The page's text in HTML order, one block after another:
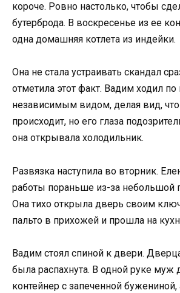
короче. Ровно настолько, чтобы
бутерброда. В воскресенье из ее
одна домашняя котлета из индейки.
Она не стала устраивать скандал
отметила этот факт. Вадим ходил по
независимым видом, делая вид, что
происходит, но его глаза
она открывала холодильник.
Развязка наступила во вторник.
работы пораньше из-за небольшой
Она тихо открыла дверь своим
пальто в прихожей и прошла на
Вадим стоял спиной к двери.
была распахнута. В одной руке муж
контейнер с запеченной бужениной,